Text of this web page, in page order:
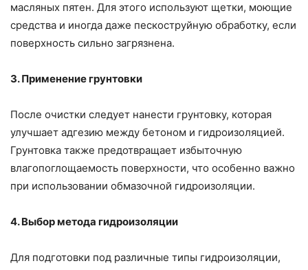
масляных пятен. Для этого используют щетки, моющие
средства и иногда даже пескоструйную обработку, если
поверхность сильно загрязнена.
3. Применение грунтовки
После очистки следует нанести грунтовку, которая
улучшает адгезию между бетоном и гидроизоляцией.
Грунтовка также предотвращает избыточную
влагопоглощаемость поверхности, что особенно важно
при использовании обмазочной гидроизоляции.
4. Выбор метода гидроизоляции
Для подготовки под различные типы гидроизоляции,